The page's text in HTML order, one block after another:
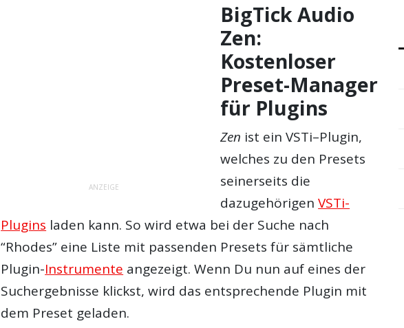
ANZEIGE
BigTick Audio
Zen:
Kostenloser
Preset-Manager
für Plugins
Zen ist einVSTi–Plugin,
welches zu den Presets
seinerseits die
dazugehörigenVSTi-
Plugins laden kann. So wird etwa bei der Suche nach
“Rhodes” eine Liste mit passenden Presets für sämtliche
Plugin-Instrumente angezeigt. Wenn Du nun auf eines der
Suchergebnisse klickst, wird das entsprechende Plugin mit
dem Preset geladen.